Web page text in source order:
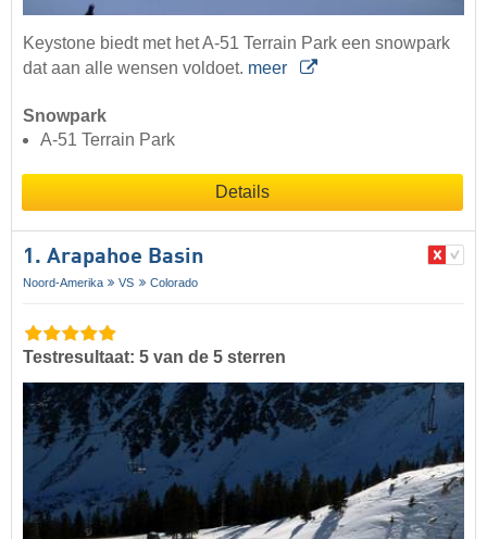
Keystone biedt met het A-51 Terrain Park een snowpark
dat aan alle wensen voldoet. meer
Snowpark
A-51 Terrain Park
Details
1. Arapahoe Basin
Noord-Amerika VS Colorado
Testresultaat: 5 van de 5 sterren